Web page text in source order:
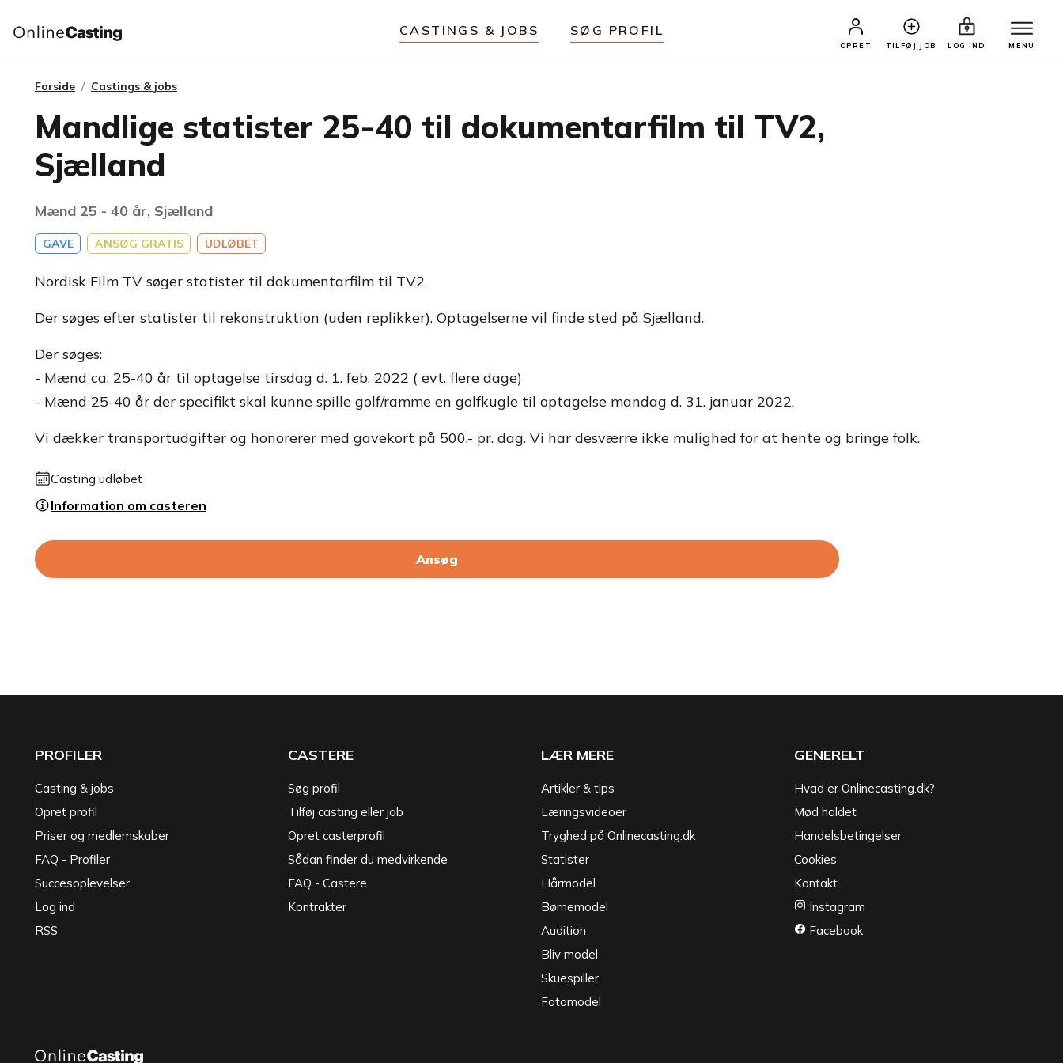
CASTINGS & JOBS SØG PROFIL
OPRET TILFØJ JOB LOG IND MENU
Forside Castings & jobs
Mandlige statister 25-40 til dokumentarfilm til TV2,
Sjælland
Mænd 25 - 40 år, Sjælland
GAVE ANSØG GRATIS UDLØBET
Nordisk Film TV søger statister til dokumentarfilm til TV2.
Der søges efter statister til rekonstruktion (uden replikker). Optagelserne vil finde sted på Sjælland.
Der søges:
- Mænd ca. 25-40 år til optagelse tirsdag d. 1. feb. 2022 ( evt. flere dage)
- Mænd 25-40 år der specifikt skal kunne spille golf/ramme en golfkugle til optagelse mandag d. 31. januar 2022.
Vi dækker transportudgifter og honorerer med gavekort på 500,- pr. dag. Vi har desværre ikke mulighed for at hente og bringe folk.
Casting udløbet
Information om casteren
Ansøg
PROFILER
Casting & jobs
Opret profil
Priser og medlemskaber
FAQ - Profiler
Succesoplevelser
Log ind
RSS
CASTERE
Søg profil
Tilføj casting eller job
Opret casterprofil
Sådan finder du medvirkende
FAQ - Castere
Kontrakter
LÆR MERE
Artikler & tips
Læringsvideoer
Tryghed på Onlinecasting.dk
Statister
Hårmodel
Børnemodel
Audition
Bliv model
Skuespiller
Fotomodel
GENERELT
Hvad er Onlinecasting.dk?
Mød holdet
Handelsbetingelser
Cookies
Kontakt
Instagram
Facebook